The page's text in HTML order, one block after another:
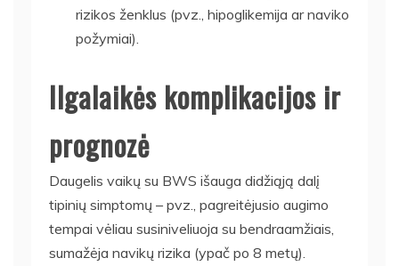
rizikos ženklus (pvz., hipoglikemija ar naviko
požymiai).
Ilgalaikės komplikacijos ir
prognozė
Daugelis vaikų su BWS išauga didžiąją dalį
tipinių simptomų – pvz., pagreitėjusio augimo
tempai vėliau susiniveliuoja su bendraamžiais,
sumažėja navikų rizika (ypač po 8 metų).